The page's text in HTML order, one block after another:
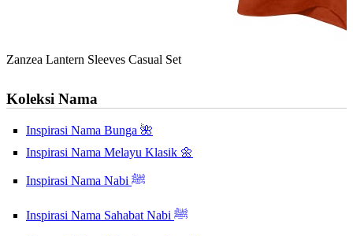
Zanzea Lantern Sleeves Casual Set
Koleksi Nama
Inspirasi Nama Bunga 🌺
Inspirasi Nama Melayu Klasik 🌼
Inspirasi Nama Nabi ﷺ
Inspirasi Nama Sahabat Nabi ﷺ